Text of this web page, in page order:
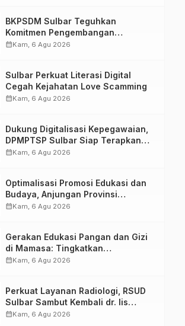
BKPSDM Sulbar Teguhkan
Komitmen Pengembangan
Kompetensi ASN melalui
calendar_monthKam, 6 Agu 2026
Sulbar Perkuat Literasi Digital
Cegah Kejahatan Love Scamming
calendar_monthKam, 6 Agu 2026
Dukung Digitalisasi Kepegawaian,
DPMPTSP Sulbar Siap Terapkan
Aplikasi FLEKSI ASN
calendar_monthKam, 6 Agu 2026
Optimalisasi Promosi Edukasi dan
Budaya, Anjungan Provinsi
Sulawesi Barat Perkuat Kolaborasi
calendar_monthKam, 6 Agu 2026
Gerakan Edukasi Pangan dan Gizi
di Mamasa: Tingkatkan
Pengetahuan dan Keterampilan
calendar_monthKam, 6 Agu 2026
Perkuat Layanan Radiologi, RSUD
Sulbar Sambut Kembali dr. Iis
Imelda, Sp.Rad
calendar_monthKam, 6 Agu 2026